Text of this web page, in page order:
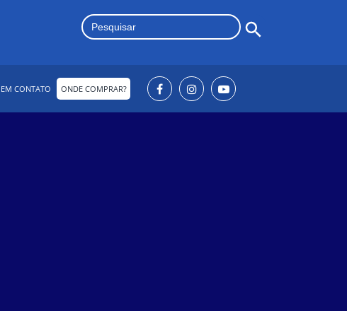
Search
for:
CONTATO ONDE COMPRAR?